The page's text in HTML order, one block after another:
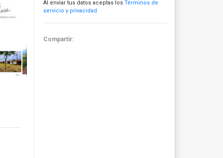
Al enviar tus datos aceptas los Términos de
servicio y privacidad
Compartir: